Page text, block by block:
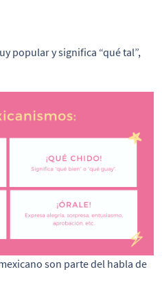
popular y significa “qué tal”,
son parte del habla de